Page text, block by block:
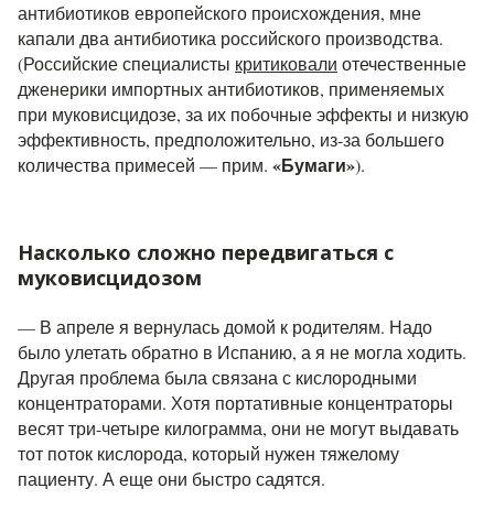
антибиотиков европейского происхождения, мне
капали два антибиотика российского производства.
(Российские специалисты критиковали отечественные
дженерики импортных антибиотиков, применяемых
при муковисцидозе, за их побочные эффекты и низкую
эффективность, предположительно, из-за большего
количества примесей — прим. «Бумаги»).
Насколько сложно передвигаться с
муковисцидозом
— В апреле я вернулась домой к родителям. Надо
было улетать обратно в Испанию, а я не могла ходить.
Другая проблема была связана с кислородными
концентраторами. Хотя портативные концентраторы
весят три-четыре килограмма, они не могут выдавать
тот поток кислорода, который нужен тяжелому
пациенту. А еще они быстро садятся.